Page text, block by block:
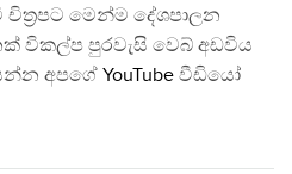
මෙන්ම දේශපාලන
විකල්ප පුරවැසි වෙබ් අඩවිය
අපගේ YouTube වීඩියෝ